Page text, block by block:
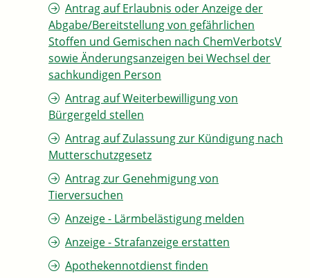
Antrag auf Erlaubnis oder Anzeige der
Abgabe/Bereitstellung von gefährlichen
Stoffen und Gemischen nach ChemVerbotsV
sowie Änderungsanzeigen bei Wechsel der
sachkundigen Person
Antrag auf Weiterbewilligung von
Bürgergeld stellen
Antrag auf Zulassung zur Kündigung nach
Mutterschutzgesetz
Antrag zur Genehmigung von
Tierversuchen
Anzeige - Lärmbelästigung melden
Anzeige - Strafanzeige erstatten
Apothekennotdienst finden